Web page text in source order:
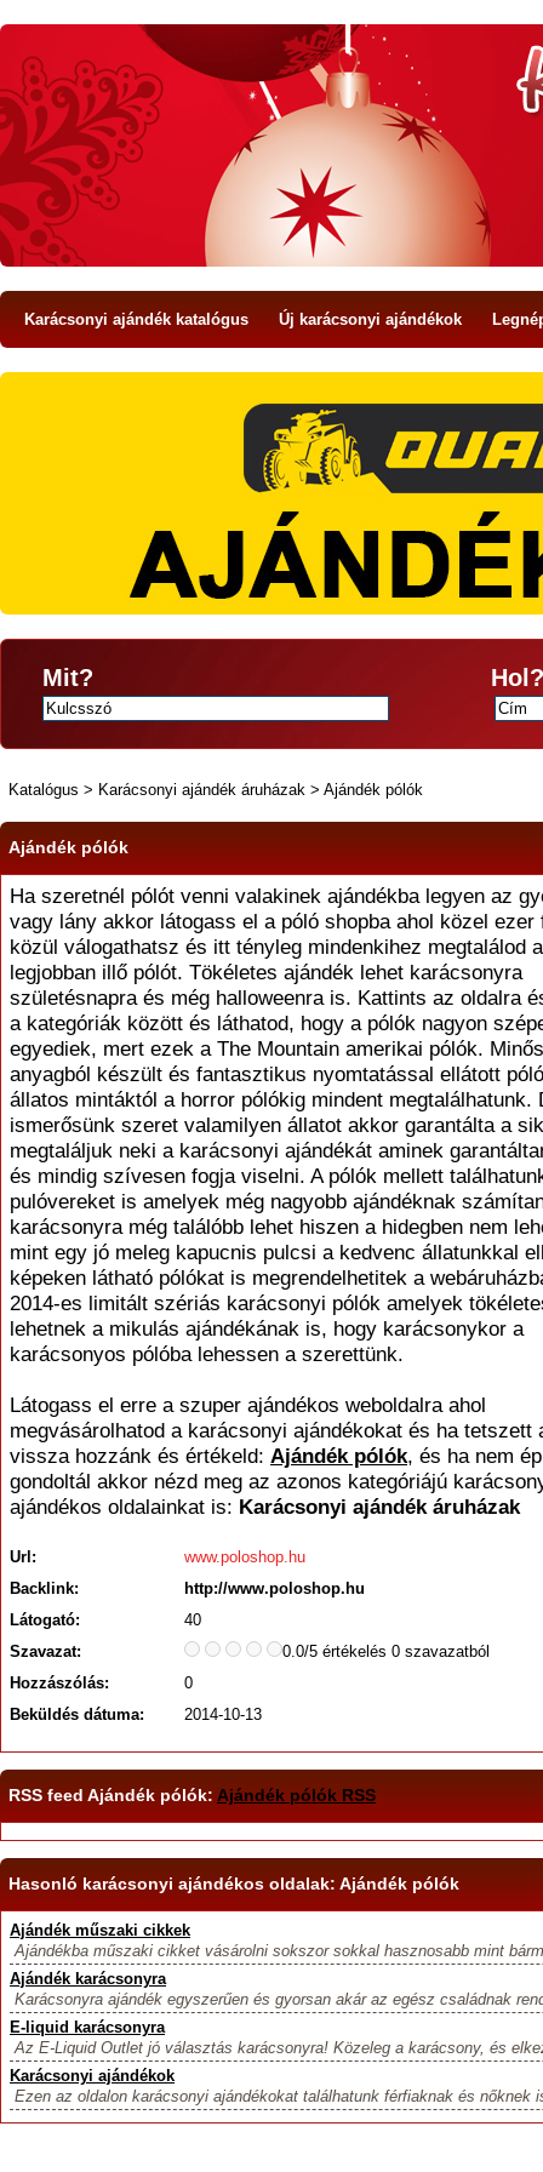
Karácsonyi ajándék katalógus Új karácsonyi ajándékok
Mit? Hol?
Katalógus > Karácsonyi ajándék áruházak > Ajándék pólók
Ajándék pólók
Ha szeretnél pólót venni valakinek ajándékba legyen az
vagy lány akkor látogass el a póló shopba ahol közel ezer
közül válogathatsz és itt tényleg mindenkihez megtalálod
legjobban illő pólót. Tökéletes ajándék lehet karácsonyra
születésnapra és még halloweenra is. Kattints az oldalra
a kategóriák között és láthatod, hogy a pólók nagyon
egyediek, mert ezek a The Mountain amerikai pólók.
anyagból készült és fantasztikus nyomtatással ellátott
állatos mintáktól a horror pólókig mindent megtalálhatunk.
ismerősünk szeret valamilyen állatot akkor garantálta a
megtaláljuk neki a karácsonyi ajándékát aminek
és mindig szívesen fogja viselni. A pólók mellett
pulóvereket is amelyek még nagyobb ajándéknak
karácsonyra még találóbb lehet hiszen a hidegben nem
mint egy jó meleg kapucnis pulcsi a kedvenc állatunkkal
képeken látható pólókat is megrendelhetitek a
2014-es limitált szériás karácsonyi pólók amelyek
lehetnek a mikulás ajándékának is, hogy karácsonykor a
karácsonyos pólóba lehessen a szerettünk.
Látogass el erre a szuper ajándékos weboldalra ahol
megvásárolhatod a karácsonyi ajándékokat és ha tetszett
vissza hozzánk és értékeld: Ajándék pólók, és ha nem
gondoltál akkor nézd meg az azonos kategóriájú
ajándékos oldalainkat is: Karácsonyi ajándék áruházak
Url:
www.poloshop.hu
Backlink:
http://www.poloshop.hu
Látogató:
40
Szavazat:
0.0/5 értékelés 0 szavazatból
Hozzászólás:
0
Beküldés dátuma:
2014-10-13
RSS feed Ajándék pólók: Ajándék pólók RSS
Hasonló karácsonyi ajándékos oldalak: Ajándék pólók
Ajándék műszaki cikkek
Ajándékba műszaki cikket vásárolni sokszor sokkal hasznosabb mint
Ajándék karácsonyra
Karácsonyra ajándék egyszerűen és gyorsan akár az egész családnak
E-liquid karácsonyra
Az E-Liquid Outlet jó választás karácsonyra! Közeleg a karácsony, és
Karácsonyi ajándékok
Ezen az oldalon karácsonyi ajándékokat találhatunk férfiaknak és nőknek